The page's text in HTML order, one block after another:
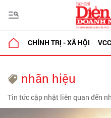
CHÍNH TRỊ - XÃ HỘI
nhãn hiệu
Tin tức cập nhật liên quan đến